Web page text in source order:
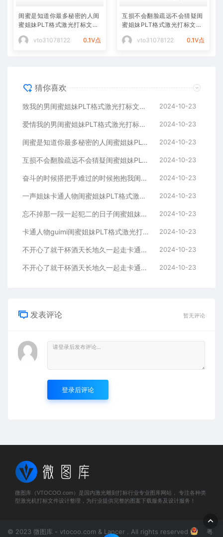
闺蜜是知道你最多秘密的人闺
蜜姐妹PLT格式激光打标文件
通用矢量图
vto31078122
0.1V点
互损不会翻脸疏远不会猜疑闺
蜜姐妹PLT格式激光打标文件
通用矢量图
vto31078122
0.1V点
猜你喜欢
致我的男闺蜜姐妹PLT格式激光打标文件通用矢量图 2024-10-23
爱情我的男闺蜜姐妹PLT格式激光打标文件通用矢量图 2024-10-23
闺蜜是知道你最多秘密的人闺蜜姐妹PLT格式激光打标文件通用矢量图 2024-10-23
互损不会翻脸疏远不会猜疑闺蜜姐妹PLT格式激光打标文件通用矢量图 2024-10-23
奋斗的时候搭把手难过的时候抱抱我闺蜜姐妹 2024-10-23
一声姐妹卡通人物闺蜜姐妹PLT格式激光打标文件通用矢量图 2024-10-23
忘不掉那一段一起犯二的日子闺蜜姐妹PLT格式激光打标文件通用矢量图 2024-10-23
卡通人物guimi闺蜜姐妹PLT格式激光打标文件通用矢量图 2024-10-23
不开心了就干杯酒天长地久一起走卡通人物闺蜜姐妹 2024-10-23
不开心了就干杯酒天长地久一起走卡通人物闺蜜姐妹 2024-10-23
发表评论 暂无评论
登录后评论
微图库（VTOCOO.com）是国内激光雕刻打标行业专业图库网站， 专注各种类
型激光机打标文件设计整理，为行业提供完整的图案下载服务及设计服务！
© 2023 微图库 - vtocoo.com & Lancer . All rights reserved 粤